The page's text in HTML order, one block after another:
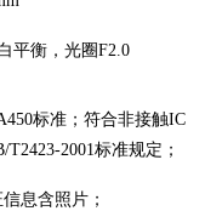
平衡，光圈F2.0
标准；符合非接触IC
2001标准规定；
息含照片；